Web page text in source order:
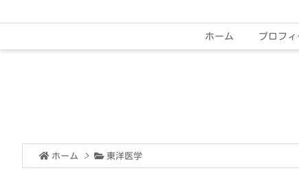
ホーム プロフィ
ホーム > 東洋医学